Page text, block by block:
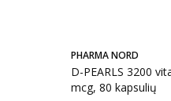
PHARMA NORD
D-PEARLS 3200
mcg, 80 kapsulių